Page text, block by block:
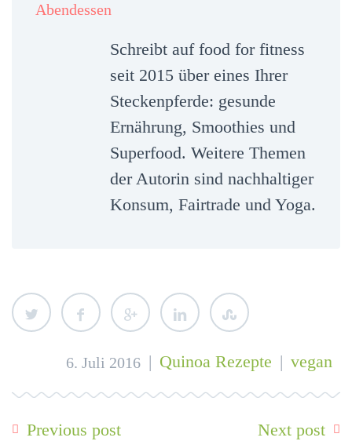
Abendessen
Schreibt auf food for fitness
seit 2015 über eines Ihrer
Steckenpferde: gesunde
Ernährung, Smoothies und
Superfood. Weitere Themen
der Autorin sind nachhaltiger
Konsum, Fairtrade und Yoga.
6. Juli 2016 | Quinoa Rezepte | vegan
Previous post Next post